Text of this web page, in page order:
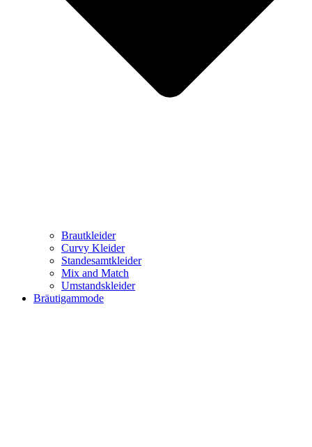
Brautkleider
Curvy Kleider
Standesamtkleider
Mix and Match
Umstandskleider
Bräutigammode